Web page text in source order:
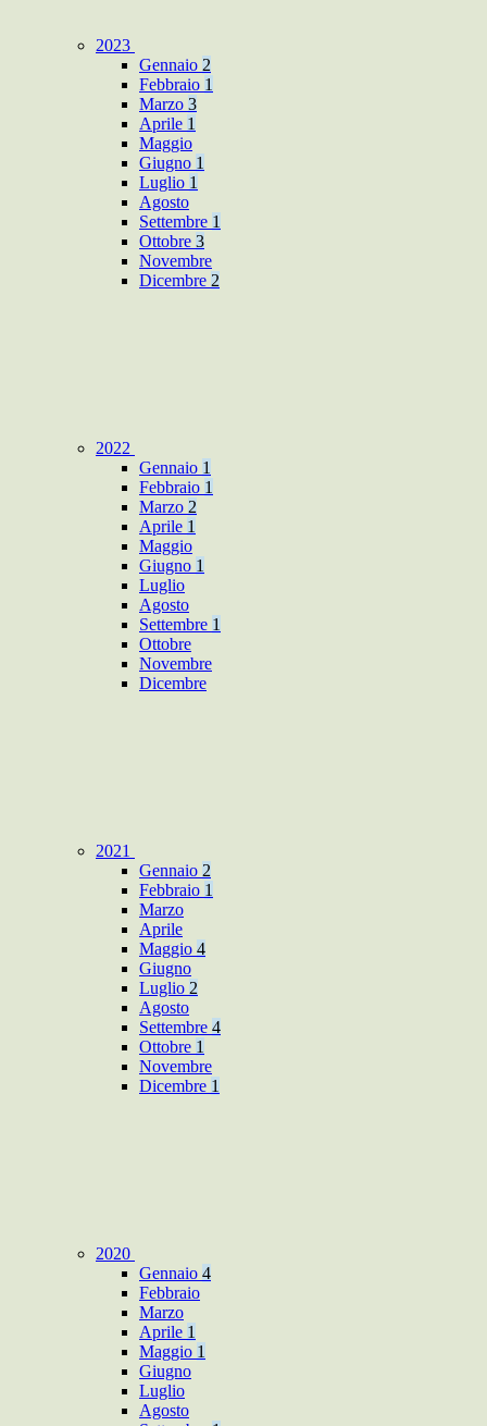
2023
Gennaio 2
Febbraio 1
Marzo 3
Aprile 1
Maggio
Giugno 1
Luglio 1
Agosto
Settembre 1
Ottobre 3
Novembre
Dicembre 2
2022
Gennaio 1
Febbraio 1
Marzo 2
Aprile 1
Maggio
Giugno 1
Luglio
Agosto
Settembre 1
Ottobre
Novembre
Dicembre
2021
Gennaio 2
Febbraio 1
Marzo
Aprile
Maggio 4
Giugno
Luglio 2
Agosto
Settembre 4
Ottobre 1
Novembre
Dicembre 1
2020
Gennaio 4
Febbraio
Marzo
Aprile 1
Maggio 1
Giugno
Luglio
Agosto